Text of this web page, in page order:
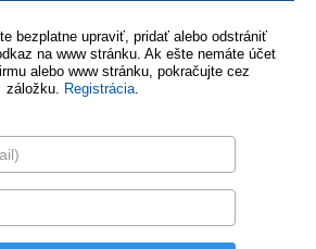
bezplatne upraviť, pridať alebo odstrániť
na www stránku. Ak ešte nemáte účet
alebo www stránku, pokračujte cez
záložku. Registrácia.